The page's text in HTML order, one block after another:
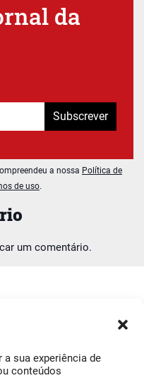
sua experiência de
conteúdos
um comentário.
da
Subscrever
a nossa Política de
de uso.
Jornal da Bairrada